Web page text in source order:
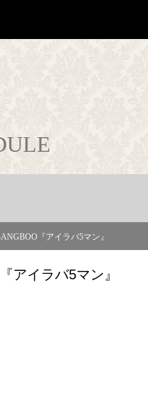
『アイラバ5マン』
アイラバ5マン』